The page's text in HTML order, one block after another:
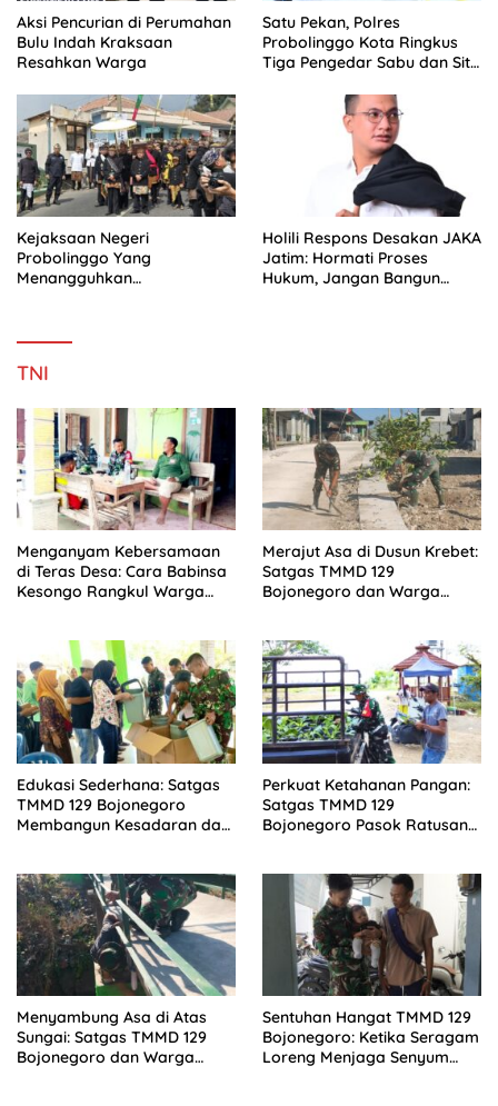
Aksi Pencurian di Perumahan
Bulu Indah Kraksaan
Resahkan Warga
Satu Pekan, Polres
Probolinggo Kota Ringkus
Tiga Pengedar Sabu dan Sita
Kejaksaan Negeri
Probolinggo Yang
Menangguhkan
Agustus 2026
Holili Respons Desakan JAKA
Jatim: Hormati Proses
Hukum, Jangan Bangun
TNI
Menganyam Kebersamaan
di Teras Desa: Cara Babinsa
Kesongo Rangkul Warga
Merajut Asa di Dusun Krebet:
Satgas TMMD 129
Bojonegoro dan Warga
Edukasi Sederhana: Satgas
TMMD 129 Bojonegoro
Membangun Kesadaran dan
Perkuat Ketahanan Pangan:
Satgas TMMD 129
Bojonegoro Pasok Ratusan
Menyambung Asa di Atas
Sungai: Satgas TMMD 129
Bojonegoro dan Warga
Sentuhan Hangat TMMD 129
Bojonegoro: Ketika Seragam
Loreng Menjaga Senyum